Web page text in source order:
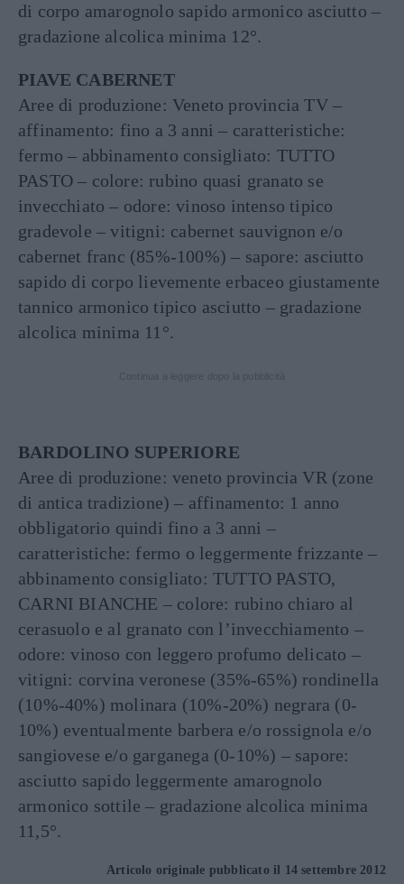
di corpo amarognolo sapido armonico asciutto –
gradazione alcolica minima 12°.
PIAVE CABERNET
Aree di produzione: Veneto provincia TV –
affinamento: fino a 3 anni – caratteristiche:
fermo – abbinamento consigliato: TUTTO
PASTO – colore: rubino quasi granato se
invecchiato – odore: vinoso intenso tipico
gradevole – vitigni: cabernet sauvignon e/o
cabernet franc (85%-100%) – sapore: asciutto
sapido di corpo lievemente erbaceo giustamente
tannico armonico tipico asciutto – gradazione
alcolica minima 11°.
BARDOLINO SUPERIORE
Aree di produzione: veneto provincia VR (zone
di antica tradizione) – affinamento: 1 anno
obbligatorio quindi fino a 3 anni –
caratteristiche: fermo o leggermente frizzante –
abbinamento consigliato: TUTTO PASTO,
CARNI BIANCHE – colore: rubino chiaro al
cerasuolo e al granato con l’invecchiamento –
odore: vinoso con leggero profumo delicato –
vitigni: corvina veronese (35%-65%) rondinella
(10%-40%) molinara (10%-20%) negrara (0-
10%) eventualmente barbera e/o rossignola e/o
sangiovese e/o garganega (0-10%) – sapore:
asciutto sapido leggermente amarognolo
armonico sottile – gradazione alcolica minima
11,5°.
Articolo originale pubblicato il 14 settembre 2012